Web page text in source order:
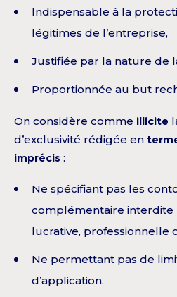
Indispensable à la
légitimes de l’entreprise,
Justifiée par la nature de
Proportionnée au but
On considère comme illicite
d’exclusivité rédigée en
imprécis :
Ne spécifiant pas les
complémentaire interdite
lucrative, professionnelle
Ne permettant pas de
d’application.